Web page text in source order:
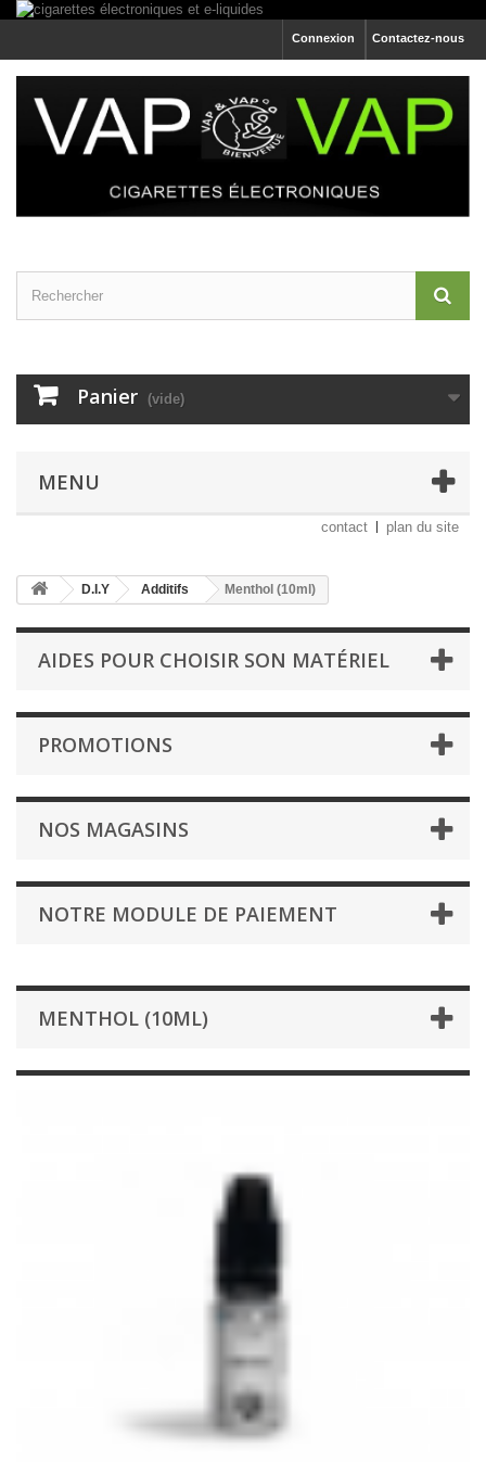
Contactez-nous
Connexion
Panier (vide)
MENU
contact plan du site
D.I.Y Additifs Menthol (10ml)
AIDES POUR CHOISIR SON MATÉRIEL
PROMOTIONS
NOS MAGASINS
NOTRE MODULE DE PAIEMENT
MENTHOL (10ML)